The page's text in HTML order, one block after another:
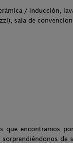
/ inducción,
sala de
que encontramos
de